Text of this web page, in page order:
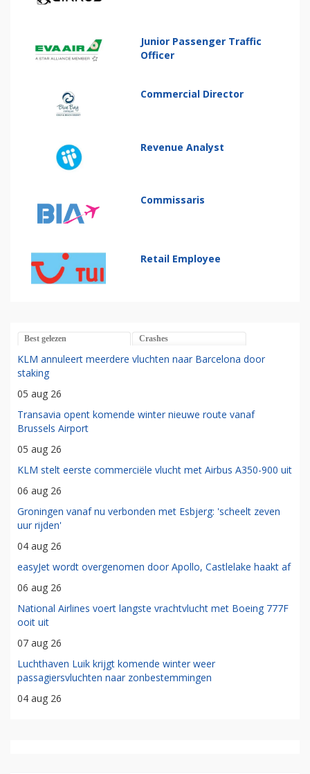
Junior Passenger Traffic
Officer
Commercial Director
Revenue Analyst
Commissaris
Retail Employee
Best gelezen Crashes
KLM annuleert meerdere vluchten naar Barcelona door
staking
05 aug 26
Transavia opent komende winter nieuwe route vanaf
Brussels Airport
05 aug 26
KLM stelt eerste commerciële vlucht met Airbus A350-900 uit
06 aug 26
Groningen vanaf nu verbonden met Esbjerg: 'scheelt zeven
uur rijden'
04 aug 26
easyJet wordt overgenomen door Apollo, Castlelake haakt af
06 aug 26
National Airlines voert langste vrachtvlucht met Boeing 777F
ooit uit
07 aug 26
Luchthaven Luik krijgt komende winter weer
passagiersvluchten naar zonbestemmingen
04 aug 26